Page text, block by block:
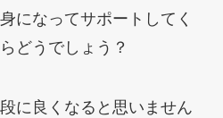
になってサポートしてく
どうでしょう？
に良くなると思いません